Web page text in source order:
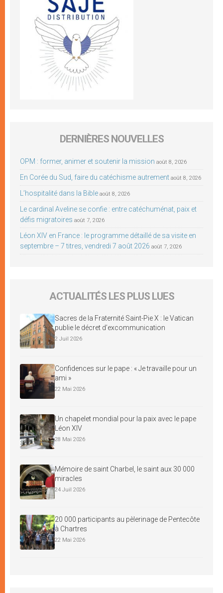
DERNIÈRES NOUVELLES
OPM : former, animer et soutenir la mission août 8, 2026
En Corée du Sud, faire du catéchisme autrement août 8, 2026
L’hospitalité dans la Bible août 8, 2026
Le cardinal Aveline se confie : entre catéchuménat, paix et
défis migratoires août 7, 2026
Léon XIV en France : le programme détaillé de sa visite en
septembre – 7 titres, vendredi 7 août 2026 août 7, 2026
ACTUALITÉS LES PLUS LUES
Sacres de la Fraternité Saint-Pie X : le Vatican
publie le décret d’excommunication
2 Juil 2026
Confidences sur le pape : « Je travaille pour un
ami »
22 Mai 2026
Un chapelet mondial pour la paix avec le pape
Léon XIV
28 Mai 2026
Mémoire de saint Charbel, le saint aux 30 000
miracles
24 Juil 2026
20 000 participants au pèlerinage de Pentecôte
à Chartres
22 Mai 2026